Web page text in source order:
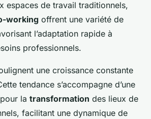
espaces de travail traditionnels,
working offrent une variété de
l’adaptation rapide à
professionnels.
une croissance constante
tendance s’accompagne d’une
la transformation des lieux de
facilitant une dynamique de